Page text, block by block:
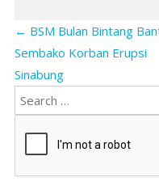
← BSM Bulan Bintang
Sembako Korban Erupsi
Sinabung